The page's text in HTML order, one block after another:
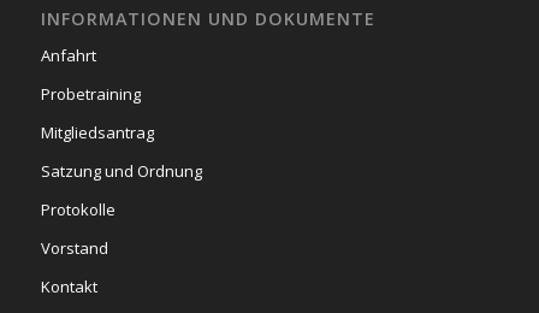
INFORMATIONEN UND DOKUMENTE
Anfahrt
Probetraining
Mitgliedsantrag
Satzung und Ordnung
Protokolle
Vorstand
Kontakt